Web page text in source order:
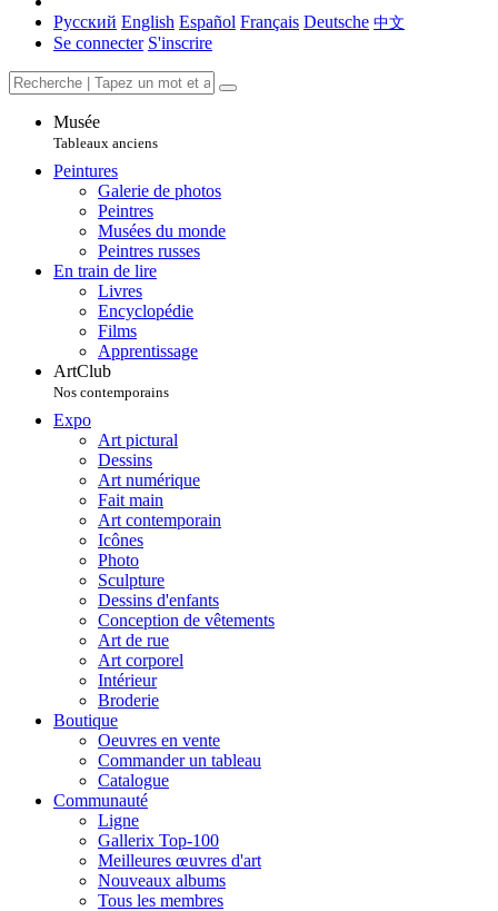
Русский English Español Français Deutsche 中文
Se connecter S'inscrire
Musée
Tableaux anciens
Peintures
Galerie de photos
Peintres
Musées du monde
Peintres russes
En train de lire
Livres
Encyclopédie
Films
Apprentissage
ArtClub
Nos contemporains
Expo
Art pictural
Dessins
Art numérique
Fait main
Art contemporain
Icônes
Photo
Sculpture
Dessins d'enfants
Conception de vêtements
Art de rue
Art corporel
Intérieur
Broderie
Boutique
Oeuvres en vente
Commander un tableau
Catalogue
Communauté
Ligne
Gallerix Top-100
Meilleures œuvres d'art
Nouveaux albums
Tous les membres